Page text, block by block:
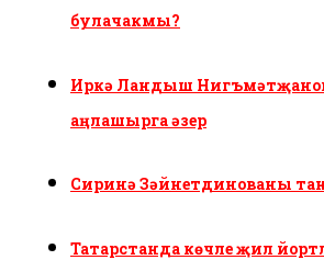
булачакмы?
Иркә Ландыш
аңлашырга әзер
Сиринә Зәйнетдинованы
Татарстанда көчле җил